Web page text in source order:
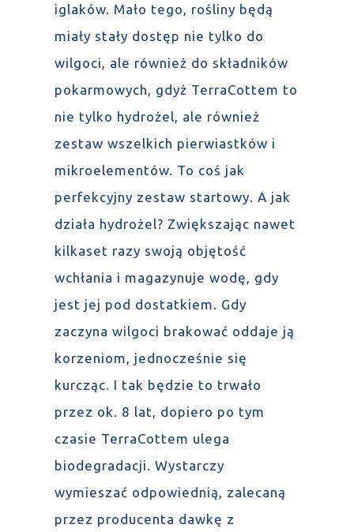
iglaków. Mało tego, rośliny będą
miały stały dostęp nie tylko do
wilgoci, ale również do składników
pokarmowych, gdyż TerraCottem to
nie tylko hydrożel, ale również
zestaw wszelkich pierwiastków i
mikroelementów. To coś jak
perfekcyjny zestaw startowy. A jak
działa hydrożel? Zwiększając nawet
kilkaset razy swoją objętość
wchłania i magazynuje wodę, gdy
jest jej pod dostatkiem. Gdy
zaczyna wilgoci brakować oddaje ją
korzeniom, jednocześnie się
kurcząc. I tak będzie to trwało
przez ok. 8 lat, dopiero po tym
czasie TerraCottem ulega
biodegradacji. Wystarczy
wymieszać odpowiednią, zalecaną
przez producenta dawkę z